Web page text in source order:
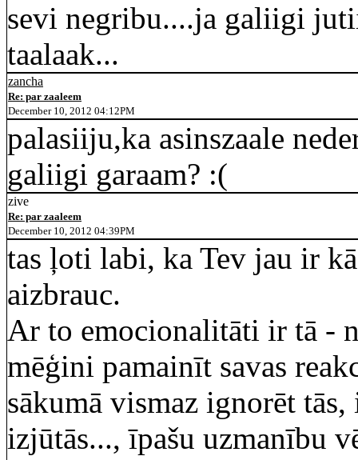
sevi negribu....ja galiigi
taalaak...
zancha
Re: par zaaleem
December 10, 2012 04:12PM
palasiiju,ka asinszaale
galiigi garaam? :(
zive
Re: par zaaleem
December 10, 2012 04:39PM
tas ļoti labi, ka Tev jau ir
aizbrauc.
Ar to emocionalitāti ir tā -
mēģini pamainīt savas
sākumā vismaz ignorēt
izjūtās..., īpašu uzmanību